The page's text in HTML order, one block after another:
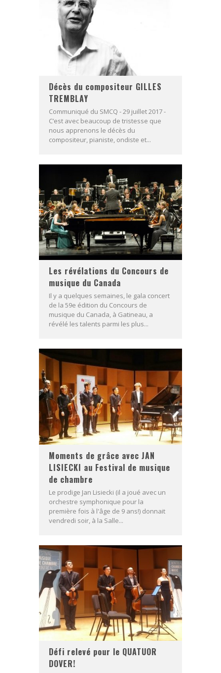
Décès du compositeur GILLES
TREMBLAY
Communiqué du SMCQ - 29 juillet 2017 -
C’est avec beaucoup de tristesse que
nous apprenons le décès du
compositeur, pianiste, ondiste et...
Les révélations du Concours de
musique du Canada
Il y a quelques semaines, le gala concert
de la 59e édition du Concours de
musique du Canada, à Gatineau, a
révélé les talents parmi les plus...
Moments de grâce avec JAN
LISIECKI au Festival de musique
de chambre
Le prodige Jan Lisiecki (il a joué avec un
orchestre symphonique pour la
première fois à l'âge de 9 ans!) donnait
vendredi soir, à la Salle...
Défi relevé pour le QUATUOR
DOVER!